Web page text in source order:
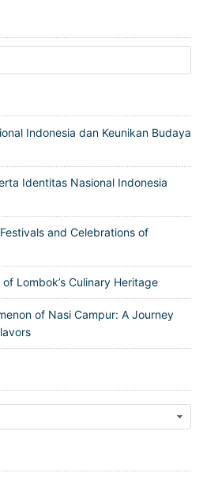
Indonesia dan Keunikan Budaya
Identitas Nasional Indonesia
and Celebrations of
Lombok’s Culinary Heritage
of Nasi Campur: A Journey